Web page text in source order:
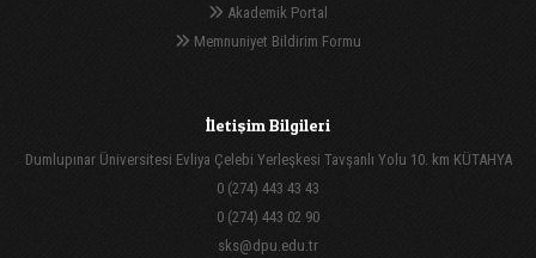
Akademik Portal
Memnuniyet Bildirim Formu
İletişim Bilgileri
Dumlupınar Üniversitesi Evliya Çelebi Yerleşkesi Tavşanlı Yolu 10. km KÜTAHYA
0 (274) 443 43 43
0 (274) 443 02 90
sks@dpu.edu.tr